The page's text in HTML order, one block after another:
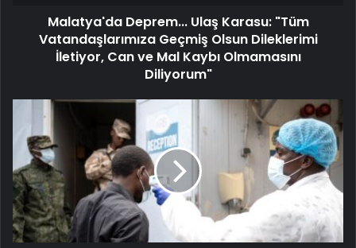
Malatya'da Deprem... Ulaş Karasu: "Tüm
Vatandaşlarımıza Geçmiş Olsun Dileklerimi
İletiyor, Can ve Mal Kaybı Olmamasını
Diliyorum"